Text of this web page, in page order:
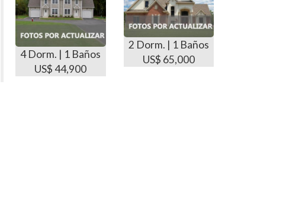
4 Dorm. | 1 Baños
US$ 44,900
2 Dorm. | 1 Baños
US$ 65,000